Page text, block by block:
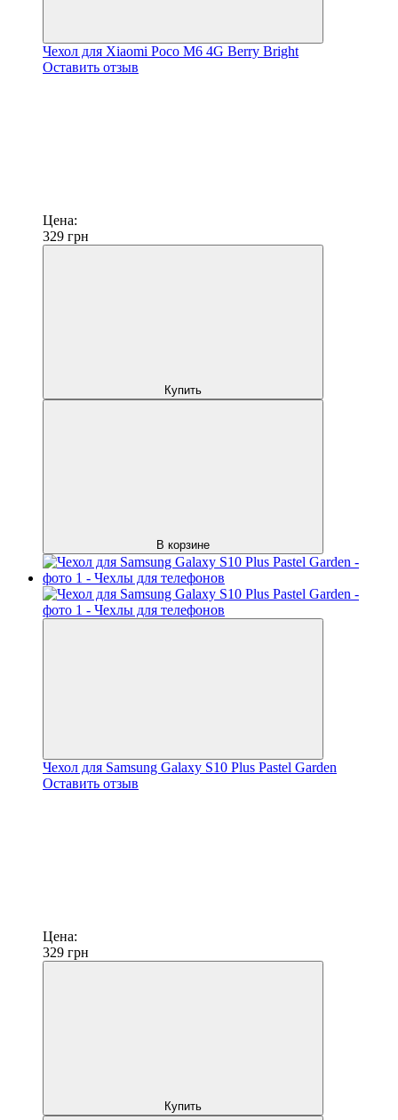
Чехол для Xiaomi Poco M6 4G Berry Bright
Оставить отзыв
Цена:
329 грн
Купить
В корзине
Чехол для Samsung Galaxy S10 Plus Pastel Garden
Оставить отзыв
Цена:
329 грн
Купить